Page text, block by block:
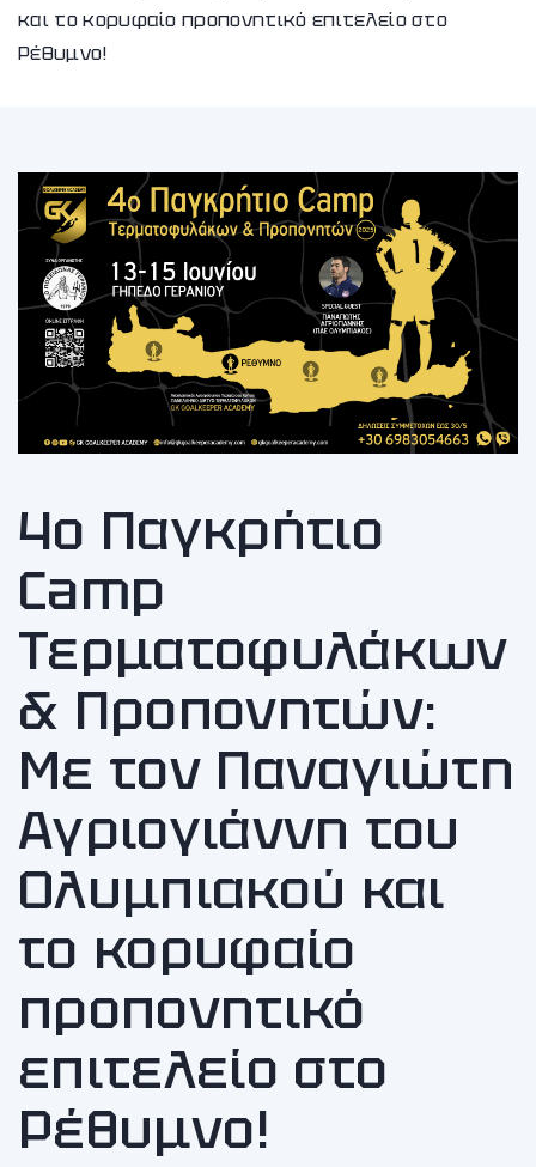
και το κορυφαίο προπονητικό επιτελείο στο
Ρέθυμνο!
4ο Παγκρήτιο
Camp
Τερματοφυλάκων
& Προπονητών:
Με τον Παναγιώτη
Αγριογιάννη του
Ολυμπιακού και
το κορυφαίο
προπονητικό
επιτελείο στο
Ρέθυμνο!